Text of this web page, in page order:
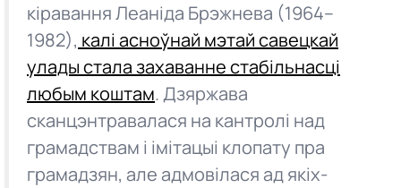
кіравання Леаніда Брэжнева (1964–
1982), калі асноўнай мэтай савецкай
улады стала захаванне стабільнасці
любым коштам. Дзяржава
сканцэнтравалася на кантролі над
грамадствам і імітацыі клопату пра
грамадзян, але адмовілася ад якіх-